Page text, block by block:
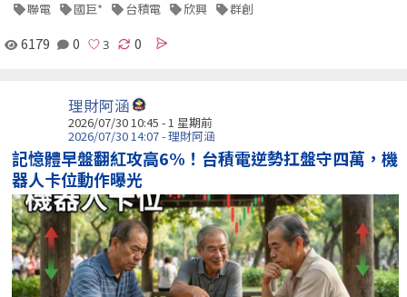
聯電 國巨* 台積電 欣興 群創
6179 0 0
理財阿涵
2026/07/30 10:45 - 1 星期前
2026/07/30 14:07 - 理財阿涵
記憶體早盤翻紅攻高6%！台積電逆勢扛盤守四萬，機
器人卡位動作曝光